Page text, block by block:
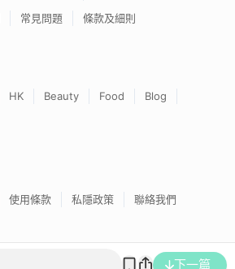
下一篇
常見問題 條款及細則
HK Beauty Food
Blog
使用條款 私隱政策 聯絡我們